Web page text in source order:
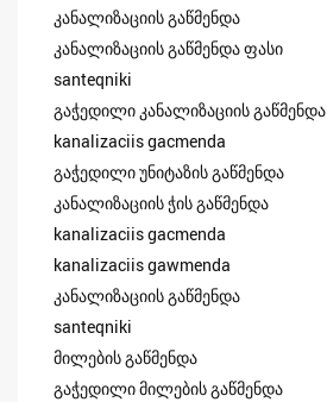
კანალიზაციის გაწმენდა
კანალიზაციის გაწმენდა ფასი
santeqniki
გაჭედილი კანალიზაციის გაწმენდა
kanalizaciis gacmenda
გაჭედილი უნიტაზის გაწმენდა
კანალიზაციის ჭის გაწმენდა
kanalizaciis gacmenda
kanalizaciis gawmenda
კანალიზაციის გაწმენდა
santeqniki
მილების გაწმენდა
გაჭედილი მილების გაწმენდა